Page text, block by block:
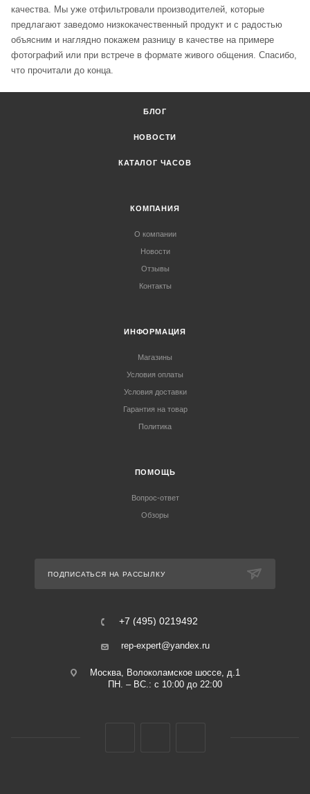
качества. Мы уже отфильтровали производителей, которые
предлагают заведомо низкокачественный продукт и с радостью
объясним и наглядно покажем разницу в качестве на примере
фотографий или при встрече в формате живого общения. Спасибо,
что прочитали до конца.
БЛОГ
НОВОСТИ
КАТАЛОГ ЧАСОВ
КОМПАНИЯ
О компании
Новости
Отзывы
Контакты
ИНФОРМАЦИЯ
Магазины
Условия оплаты
Условия доставки
Гарантия на товар
Политика
ПОМОЩЬ
Вопрос-ответ
Обзоры
ПОДПИСАТЬСЯ НА РАССЫЛКУ
+7 (495) 0219492
rep-expert@yandex.ru
Москва, Волоколамское шоссе, д.1
ПН. – ВС.: с 10:00 до 22:00